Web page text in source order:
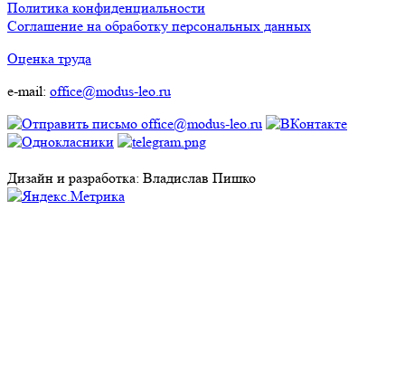
Политика конфиденциальности
Соглашение на обработку персональных данных
Оценка труда
e-mail: office@modus-leo.ru
Дизайн и разработка: Владислав Пишко